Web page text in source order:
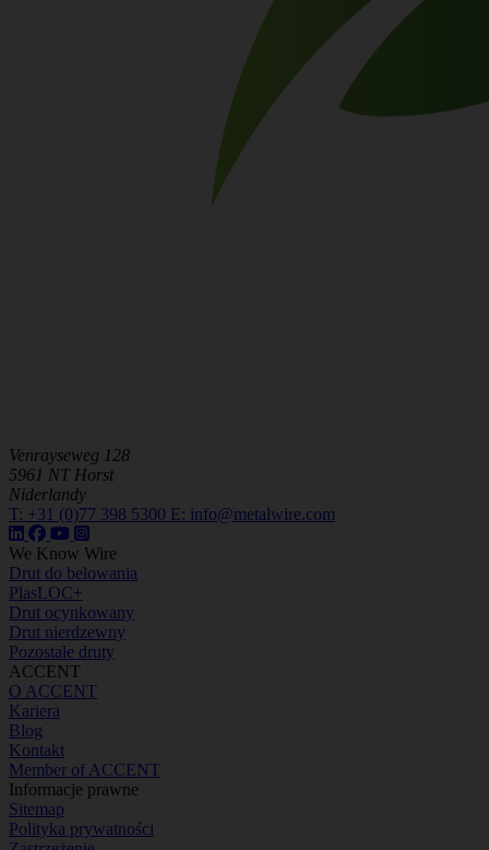
Venrayseweg 128
5961 NT Horst
Niderlandy
T: +31 (0)77 398 5300 E: info@metalwire.com
We Know Wire
Drut do belowania
PlasLOC+
Drut ocynkowany
Drut nierdzewny
Pozostałe druty
ACCENT
O ACCENT
Kariera
Blog
Kontakt
Member of ACCENT
Informacje prawne
Sitemap
Polityka prywatności